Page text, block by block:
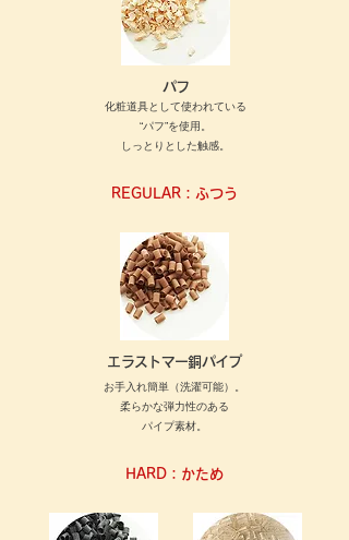
パフ
化粧道具として使われている
“パフ”を使用。
しっとりとした触感。
REGULAR：ふつう
エラストマー銅パイプ
お手入れ簡単（洗濯可能）。
柔らかな弾力性のある
パイプ素材。
HARD：かため